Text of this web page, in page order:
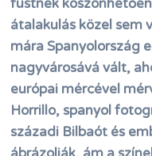
füstnek
átalakulás közel sem
mára Spanyolország
nagyvárosává vált,
európai mércével
Horrillo, spanyol
századi Bilbaót és